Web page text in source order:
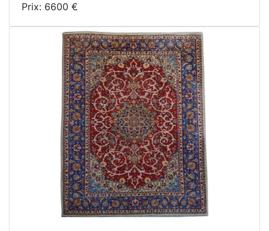
Prix: 6600 €